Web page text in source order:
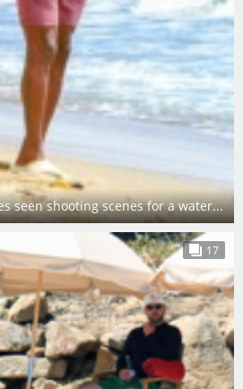
seen shooting scenes for a water...
17